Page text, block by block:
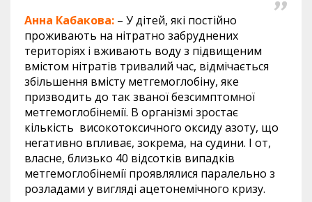
Анна Кабакова: – У дітей, які постійно
проживають на нітратно забруднених
територіях і вживають воду з підвищеним
вмістом нітратів тривалий час, відмічається
збільшення вмісту метгемоглобіну, яке
призводить до так званої безсимптомної
метгемоглобінемії. В організмі зростає
кількість високотоксичного оксиду азоту, що
негативно впливає, зокрема, на судини. І от,
власне, близько 40 відсотків випадків
метгемоглобінемії проявлялися паралельно з
розладами у вигляді ацетонемічного кризу.